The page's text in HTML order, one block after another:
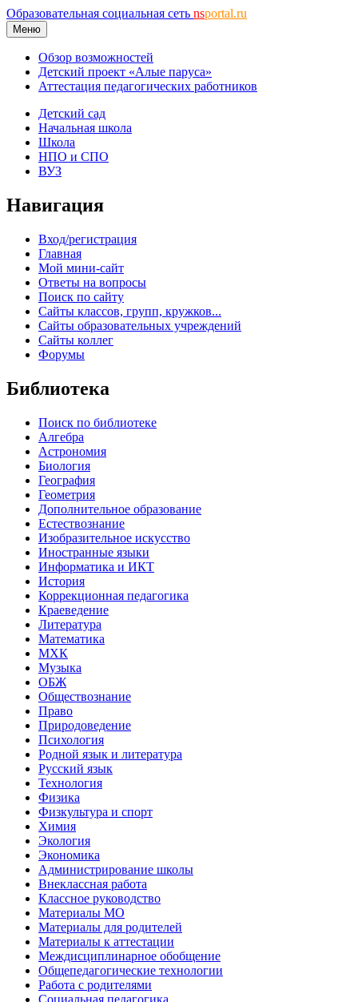
Образовательная социальная сеть nsportal.ru
Меню
Обзор возможностей
Детский проект «Алые паруса»
Аттестация педагогических работников
Детский сад
Начальная школа
Школа
НПО и СПО
ВУЗ
Навигация
Вход/регистрация
Главная
Мой мини-сайт
Ответы на вопросы
Поиск по сайту
Сайты классов, групп, кружков...
Сайты образовательных учреждений
Сайты коллег
Форумы
Библиотека
Поиск по библиотеке
Алгебра
Астрономия
Биология
География
Геометрия
Дополнительное образование
Естествознание
Изобразительное искусство
Иностранные языки
Информатика и ИКТ
История
Коррекционная педагогика
Краеведение
Литература
Математика
МХК
Музыка
ОБЖ
Обществознание
Право
Природоведение
Психология
Родной язык и литература
Русский язык
Технология
Физика
Физкультура и спорт
Химия
Экология
Экономика
Администрирование школы
Внеклассная работа
Классное руководство
Материалы МО
Материалы для родителей
Материалы к аттестации
Междисциплинарное обобщение
Общепедагогические технологии
Работа с родителями
Социальная педагогика